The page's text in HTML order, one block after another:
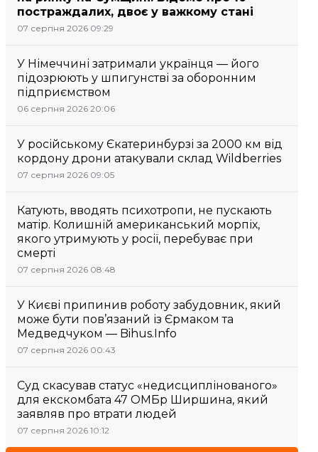
постраждалих, двоє у важкому стані
07 серпня 2026 09:29
У Німеччині затримали українця — його
підозрюють у шпигунстві за оборонним
підприємством
06 серпня 2026 20:06
У російському Єкатеринбурзі за 2000 км від
кордону дрони атакували склад Wildberries
07 серпня 2026 09:05
Катують, вводять психотропи, не пускають
матір. Колишній американський морпіх,
якого утримують у росії, перебуває при
смерті
07 серпня 2026 08:48
У Києві припинив роботу забудовник, який
може бути пов’язаний із Єрмаком та
Медведчуком — Bihus.Info
07 серпня 2026 00:43
Суд скасував статус «недисциплінованого»
для екскомбата 47 ОМБр Ширшина, який
заявляв про втрати людей
07 серпня 2026 10:12